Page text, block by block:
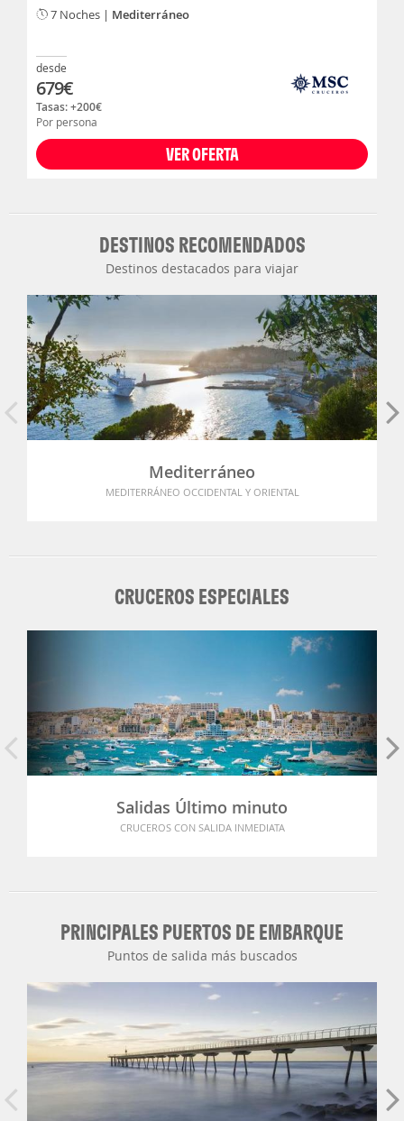
7 Noches | Mediterráneo
desde
679€
Tasas: +200€
Por persona
VER OFERTA
DESTINOS RECOMENDADOS
Destinos destacados para viajar
Mediterráneo
MEDITERRÁNEO OCCIDENTAL Y ORIENTAL
CRUCEROS ESPECIALES
Salidas Último minuto
CRUCEROS CON SALIDA INMEDIATA
PRINCIPALES PUERTOS DE EMBARQUE
Puntos de salida más buscados